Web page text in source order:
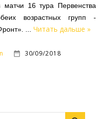
16 тура Первенства
возрастных групп -
Читать дальше »
30/09/2018